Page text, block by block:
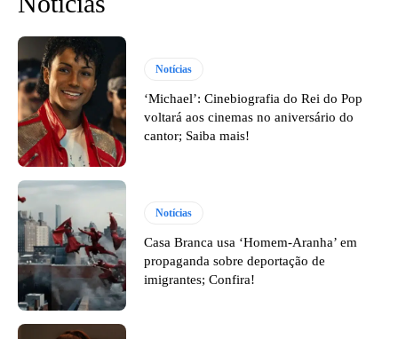
Notícias
‘Michael’: Cinebiografia do Rei do Pop
voltará aos cinemas no aniversário do
cantor; Saiba mais!
Notícias
Casa Branca usa ‘Homem-Aranha’ em
propaganda sobre deportação de
imigrantes; Confira!